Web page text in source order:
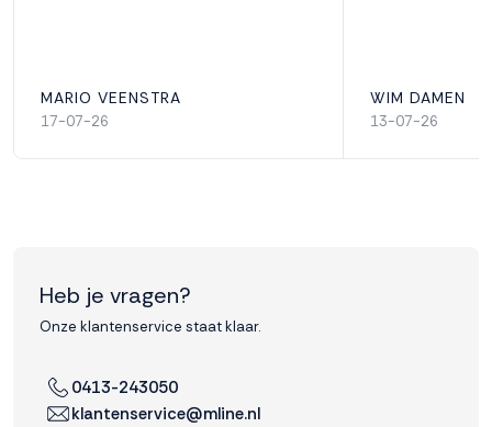
MARIO VEENSTRA
17-07-26
WIM DAMEN
13-07-26
Heb je vragen?
Onze klantenservice staat klaar.
0413-243050
klantenservice@mline.nl